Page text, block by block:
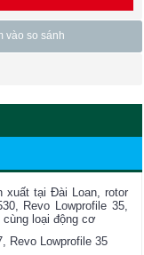
vào so sánh
xuất tại Đài Loan, rotor
Revo Lowprofile 35,
loại động cơ